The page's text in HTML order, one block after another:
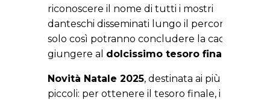
riconoscere il nome di tutti i mostri
danteschi disseminati lungo il percorso:
solo così potranno concludere la caccia e
giungere al dolcissimo tesoro finale
Novità Natale 2025, destinata ai più
piccoli: per ottenere il tesoro finale, i